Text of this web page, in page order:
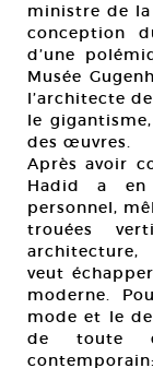
ministre de
conception
d’une
Musée
l’architecte
le
des œuvres.
Après avoir
Hadid a en
personnel,
trouées
architecture,
veut
moderne.
mode et le
de toute